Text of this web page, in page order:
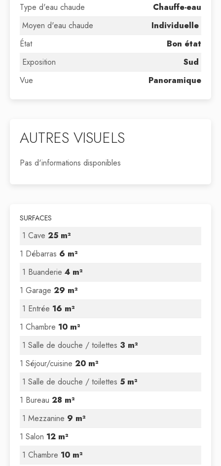
Type d'eau chaude
Chauffe-eau
Moyen d'eau chaude
Individuelle
État
Bon état
Exposition
Sud
Vue
Panoramique
AUTRES VISUELS
Pas d'informations disponibles
SURFACES
1 Cave 25 m²
1 Débarras 6 m²
1 Buanderie 4 m²
1 Garage 29 m²
1 Entrée 16 m²
1 Chambre 10 m²
1 Salle de douche / toilettes 3 m²
1 Séjour/cuisine 20 m²
1 Salle de douche / toilettes 5 m²
1 Bureau 28 m²
1 Mezzanine 9 m²
1 Salon 12 m²
1 Chambre 10 m²